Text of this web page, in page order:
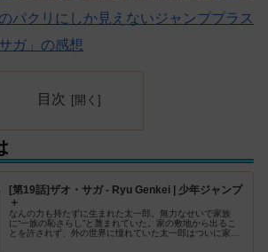
パクリにしか見えないジャンププラス
ガ」の感想
目次
[第19話]ザオ・サガ - Ryu Genkei | 少年ジャンプ
＋
なんの力も持たずに生まれた太一郎。無力なせいで家族
に“一族の恥さらし”と蔑まれていた。家の敷地から出るこ
とを許されず、外の世界に憧れていた太一郎はついに家族